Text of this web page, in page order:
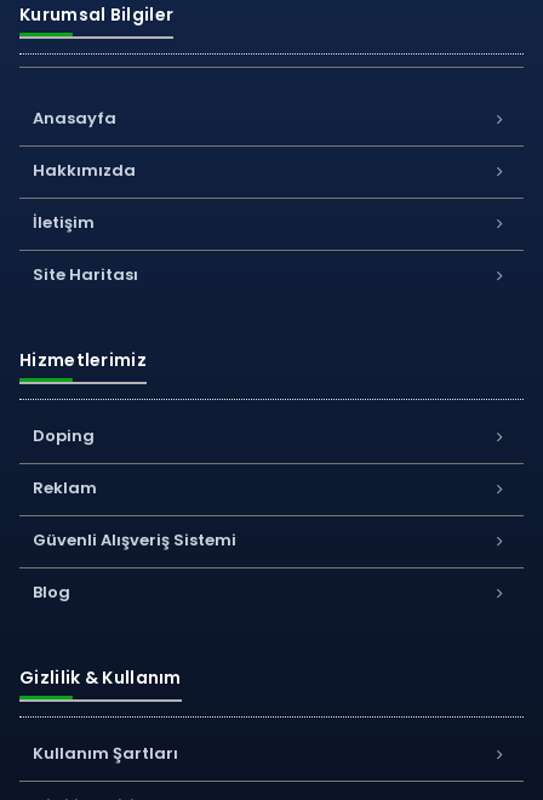
Kurumsal Bilgiler
Anasayfa
Hakkımızda
İletişim
Site Haritası
Hizmetlerimiz
Doping
Reklam
Güvenli Alışveriş Sistemi
Blog
Gizlilik & Kullanım
Kullanım Şartları